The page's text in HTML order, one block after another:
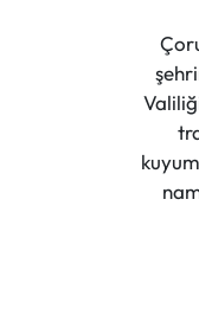
Resmi Reklam